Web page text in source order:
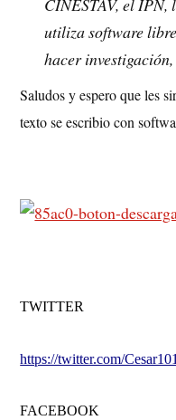
CINESTAV, el
utiliza software
hacer
Saludos y espero que les
texto se escribio con
TWITTER
https://twitter.com/
FACEBOOK